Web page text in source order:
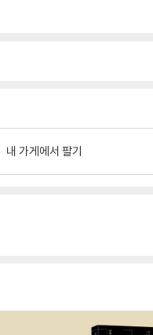
내 가게에서 팔기